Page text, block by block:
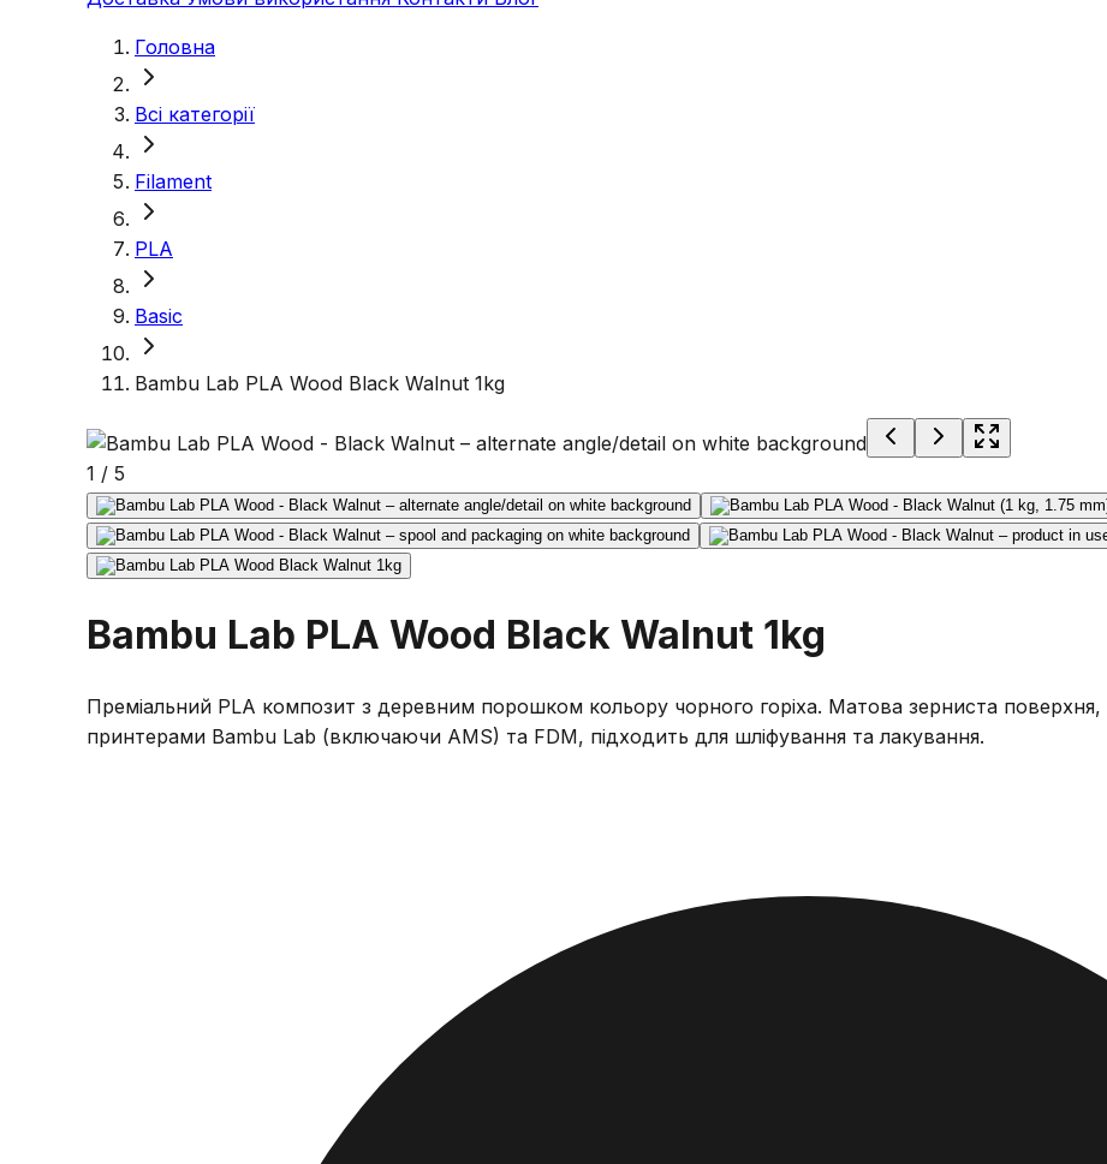
Головна
Всі категорії
Filament
PLA
Basic
Bambu Lab PLA Wood Black Walnut 1kg
1 / 5
Bambu Lab PLA Wood Black Walnut 1kg
Преміальний PLA композит з деревним порошком кольору чорного горіха. Матова зерниста поверхня,
принтерами Bambu Lab (включаючи AMS) та FDM, підходить для шліфування та лакування.